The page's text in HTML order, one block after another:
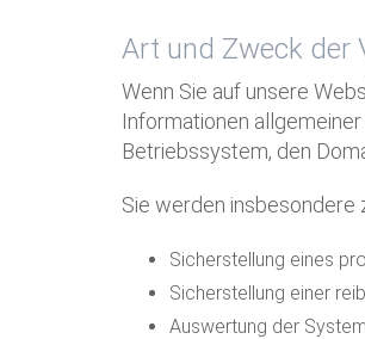
Art und Zweck der
Wenn Sie auf unsere
Informationen
Betriebssystem, den
Sie werden
Sicherstellung eines
Sicherstellung einer
Auswertung der